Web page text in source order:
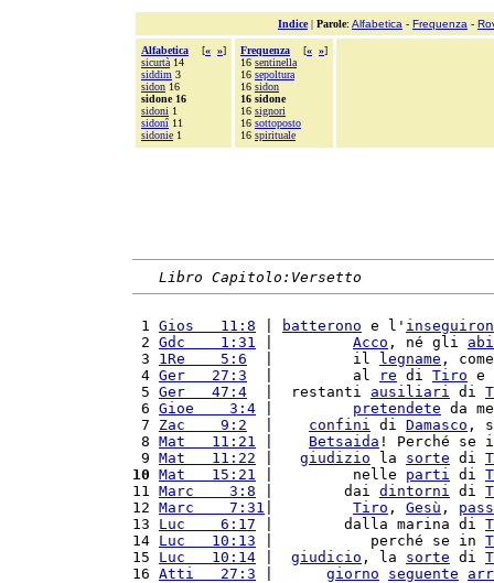
Indice| Parole: Alfabetica - Frequenza -
Alfabetica [« »]
sicurtà 14
siddim 3
sidon 16
sidone 16
sidoni 1
sidonî 11
sidonie 1
Frequenza [« »]
16 sentinella
16 sepoltura
16 sidon
16 sidone
16 signori
16 sottoposto
16 spirituale
Libro Capitolo:Versetto
1 Gios   11:8 batterono e l'
2 Gdc    1:31 Acco , né gli
3 1Re    5:6
  |         il
legname ,
4 Ger   27:3
  |         al
re di Tiro e
5 Ger   47:4
  |  restanti
ausiliari di
6 Gioe    3:4 pretendete da
7 Zac    9:2 confini di Damasco ,
8 Mat   11:21 Betsaida ! Perché se
9 Mat   11:22 giudizio la sorte di
10 Mat   15:21 |         nelle parti di
11 Marc    3:8 |        dai dintorni di
12 Marc    7:31 Tiro , Gesù ,
13 Luc    6:17 |        dalla marina di
14 Luc   10:13 |           perché se in
15 Luc   10:14 giudicio , la sorte di
16 Atti   27:3 giorno seguente